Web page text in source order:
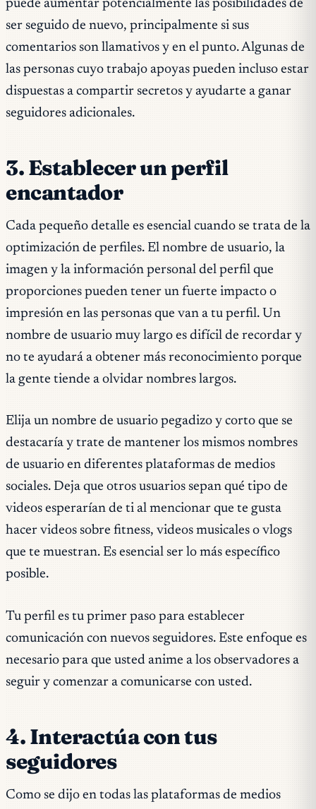
puede aumentar potencialmente las posibilidades de
ser seguido de nuevo, principalmente si sus
comentarios son llamativos y en el punto. Algunas de
las personas cuyo trabajo apoyas pueden incluso estar
dispuestas a compartir secretos y ayudarte a ganar
seguidores adicionales.
3. Establecer un perfil
encantador
Cada pequeño detalle es esencial cuando se trata de la
optimización de perfiles. El nombre de usuario, la
imagen y la información personal del perfil que
proporciones pueden tener un fuerte impacto o
impresión en las personas que van a tu perfil. Un
nombre de usuario muy largo es difícil de recordar y
no te ayudará a obtener más reconocimiento porque
la gente tiende a olvidar nombres largos.
Elija un nombre de usuario pegadizo y corto que se
destacaría y trate de mantener los mismos nombres
de usuario en diferentes plataformas de medios
sociales. Deja que otros usuarios sepan qué tipo de
videos esperarían de ti al mencionar que te gusta
hacer videos sobre fitness, videos musicales o vlogs
que te muestran. Es esencial ser lo más específico
posible.
Tu perfil es tu primer paso para establecer
comunicación con nuevos seguidores. Este enfoque es
necesario para que usted anime a los observadores a
seguir y comenzar a comunicarse con usted.
4. Interactúa con tus
seguidores
Como se dijo en todas las plataformas de medios